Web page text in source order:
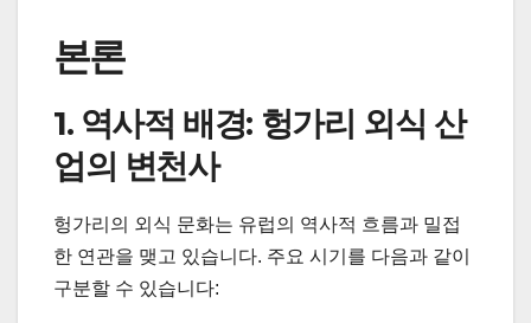
본론
1. 역사적 배경: 헝가리 외식 산
업의 변천사
헝가리의 외식 문화는 유럽의 역사적 흐름과 밀접
한 연관을 맺고 있습니다. 주요 시기를 다음과 같이
구분할 수 있습니다: